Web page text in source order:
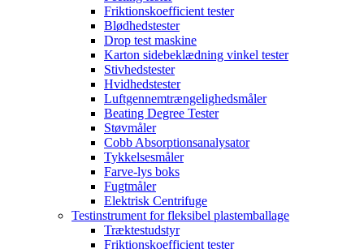
Friktionskoefficient tester
Blødhedstester
Drop test maskine
Karton sidebeklædning vinkel tester
Stivhedstester
Hvidhedstester
Luftgennemtrængelighedsmåler
Beating Degree Tester
Støvmåler
Cobb Absorptionsanalysator
Tykkelsesmåler
Farve-lys boks
Fugtmåler
Elektrisk Centrifuge
Testinstrument for fleksibel plastemballage
Træktestudstyr
Friktionskoefficient tester